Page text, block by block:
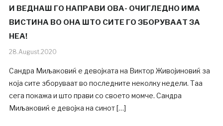
И ВЕДНАШ ГО НАПРАВИ ОВА- ОЧИГЛЕДНО ИМА
ВИСТИНА ВО ОНА ШТО СИТЕ ГО ЗБОРУВААТ ЗА
НЕА!
28.August.2020
Сандра Миљаковиќ е девојката на Виктор Живојиновиќ за
која сите зборуваат во последните неколку недели. Таа
сега покажа и што прави со своето момче. Сандра
Миљаковиќ е девојка на синот […]